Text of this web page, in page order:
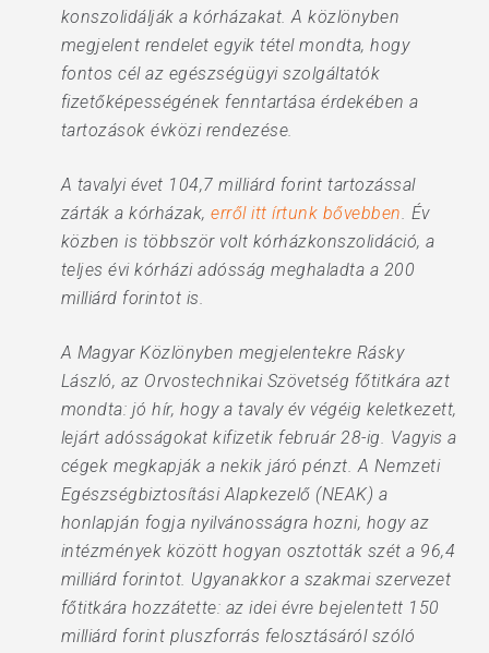
konszolidálják a kórházakat. A közlönyben
megjelent rendelet egyik tétel mondta, hogy
fontos cél az egészségügyi szolgáltatók
fizetőképességének fenntartása érdekében a
tartozások évközi rendezése.
A tavalyi évet 104,7 milliárd forint tartozással
zárták a kórházak,erről itt írtunk bővebben. Év
közben is többször volt kórházkonszolidáció, a
teljes évi kórházi adósság meghaladta a 200
milliárd forintot is.
A Magyar Közlönyben megjelentekre Rásky
László, az Orvostechnikai Szövetség főtitkára azt
mondta: jó hír, hogy a tavaly év végéig keletkezett,
lejárt adósságokat kifizetik február 28-ig. Vagyis a
cégek megkapják a nekik járó pénzt. A Nemzeti
Egészségbiztosítási Alapkezelő (NEAK) a
honlapján fogja nyilvánosságra hozni, hogy az
intézmények között hogyan osztották szét a 96,4
milliárd forintot. Ugyanakkor a szakmai szervezet
főtitkára hozzátette: az idei évre bejelentett 150
milliárd forint pluszforrás felosztásáról szóló